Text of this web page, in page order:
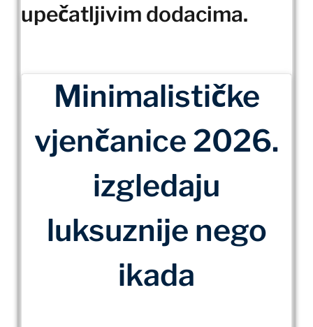
upečatljivim dodacima.
Minimalističke
vjenčanice 2026.
izgledaju
luksuznije nego
ikada